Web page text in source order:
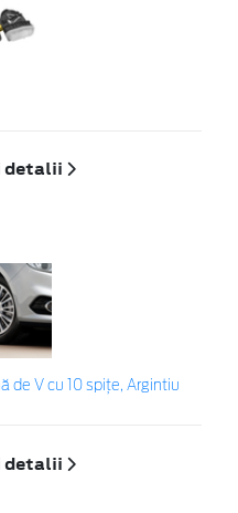
detalii
de V cu 10 spiţe, Argintiu
detalii